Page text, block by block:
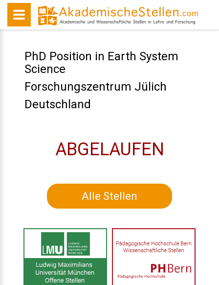
PhD Position in Earth System
Science
Forschungszentrum Jülich
Deutschland
ABGELAUFEN
Alle Stellen